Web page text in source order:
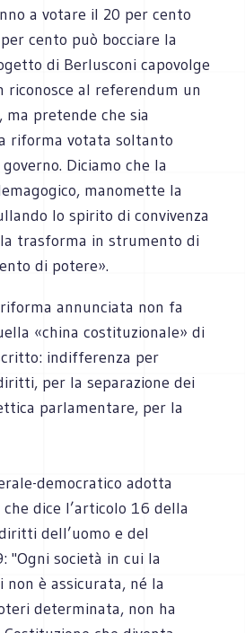
a votare il 20 per cento
cento può bocciare la
di Berlusconi capovolge
riconosce al referendum un
pretende che sia
riforma votata soltanto
Diciamo che la
manomette la
lo spirito di convivenza
trasforma in strumento di
di potere».
annunciata non fa
«china costituzionale» di
indifferenza per
per la separazione dei
parlamentare, per la
democratico adotta
dice l’articolo 16 della
dell’uomo e del
"Ogni società in cui la
è assicurata, né la
determinata, non ha